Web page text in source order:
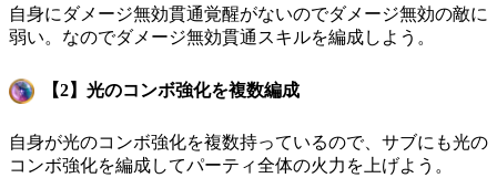
自身にダメージ無効貫通覚醒がないのでダメージ無効の敵に
弱い。なのでダメージ無効貫通スキルを編成しよう。
【2】光のコンボ強化を複数編成
自身が光のコンボ強化を複数持っているので、サブにも光の
コンボ強化を編成してパーティ全体の火力を上げよう。